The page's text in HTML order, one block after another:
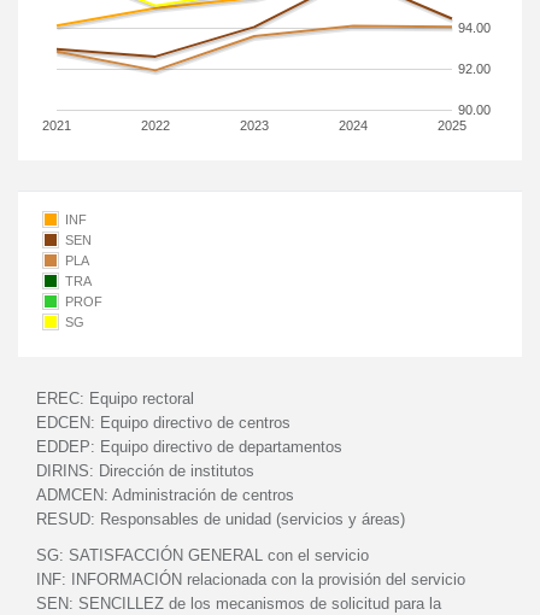
2021 2022 2023 2024 2025
90.00
92.00
94.00
INF
SEN
PLA
TRA
PROF
SG
EREC: Equipo rectoral
EDCEN: Equipo directivo de centros
EDDEP: Equipo directivo de departamentos
DIRINS: Dirección de institutos
ADMCEN: Administración de centros
RESUD: Responsables de unidad (servicios y áreas)
SG: SATISFACCIÓN GENERAL con el servicio
INF:
INFORMACIÓN relacionada con la provisión del servicio
SEN: SENCILLEZ de los mecanismos de solicitud para la